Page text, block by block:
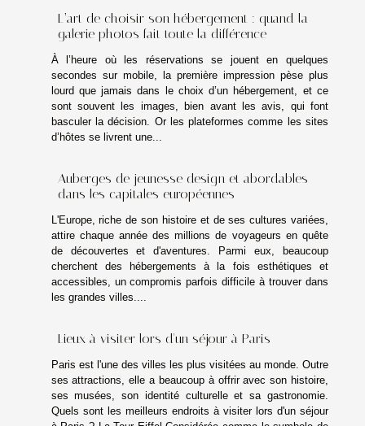
L’art de choisir son hébergement : quand la
galerie photos fait toute la différence
À l’heure où les réservations se jouent en quelques
secondes sur mobile, la première impression pèse plus
lourd que jamais dans le choix d’un hébergement, et ce
sont souvent les images, bien avant les avis, qui font
basculer la décision. Or les plateformes comme les sites
d’hôtes se livrent une...
Auberges de jeunesse design et abordables
dans les capitales européennes
L'Europe, riche de son histoire et de ses cultures variées,
attire chaque année des millions de voyageurs en quête
de découvertes et d'aventures. Parmi eux, beaucoup
cherchent des hébergements à la fois esthétiques et
accessibles, un compromis parfois difficile à trouver dans
les grandes villes....
Lieux à visiter lors d'un séjour à Paris
Paris est l'une des villes les plus visitées au monde. Outre
ses attractions, elle a beaucoup à offrir avec son histoire,
ses musées, son identité culturelle et sa gastronomie.
Quels sont les meilleurs endroits à visiter lors d'un séjour